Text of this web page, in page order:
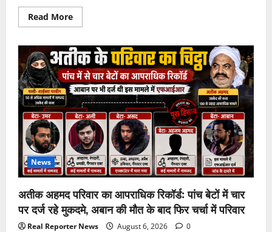
Read MoreRead
more
2026
पर
लगेगा
चंद्र
ग्रहण?
जानिए
ब्लड
मून
क्या
है,
भारत
में
दिखेगा
या
नहीं
और
होगा
सूतक
का
असर
News
अतीक अहमद परिवार का आपराधिक रिकॉर्ड: पांच बेटों में चार
पर दर्ज रहे मुकदमे, अबान की मौत के बाद फिर चर्चा में परिवार
Real Reporter News August 6, 2026 0